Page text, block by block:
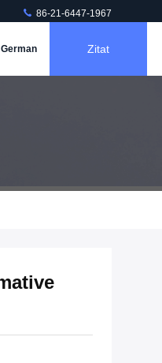
86-21-6447-1967
German Zitat